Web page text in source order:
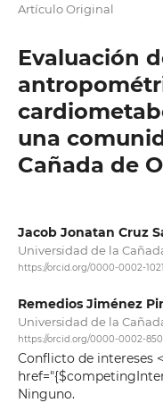
Artículo Original
Evaluación
una
Cañada de
Jacob Jonatan Cruz
Universidad de la
https://orcid.org/0000-0002-
Remedios Jiménez
Universidad de la
https://orcid.org/0000-0002-
Conflicto de intereses
Ninguno.